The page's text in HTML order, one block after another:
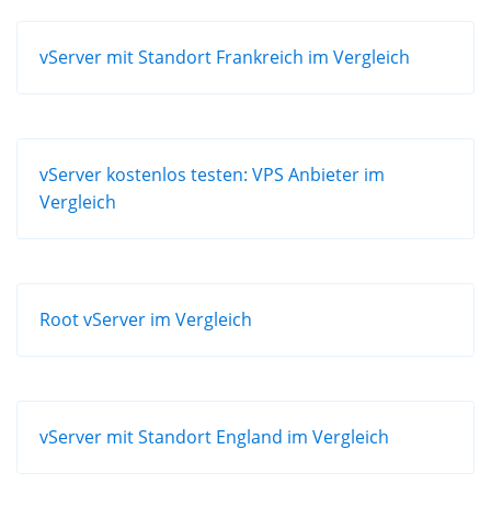
vServer mit Standort Frankreich im Vergleich
vServer kostenlos testen: VPS Anbieter im
Vergleich
Root vServer im Vergleich
vServer mit Standort England im Vergleich